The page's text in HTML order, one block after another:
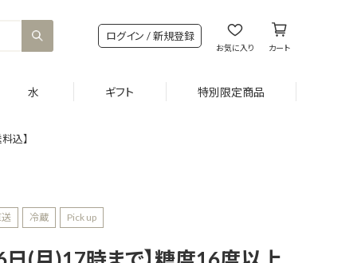
ログイン / 新規登録
お気に入り カート
水 ギフト 特別限定商品
込】
冷蔵 Pick up